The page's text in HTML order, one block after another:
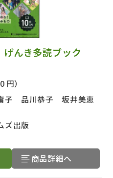
んき多読ブック
円）
子 品川恭子 坂井美恵
ズ出版
商品詳細へ